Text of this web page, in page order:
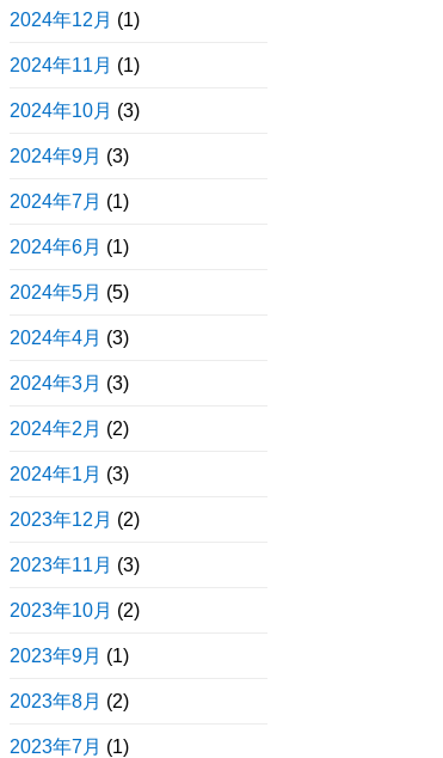
2024年12月 (1)
2024年11月 (1)
2024年10月 (3)
2024年9月 (3)
2024年7月 (1)
2024年6月 (1)
2024年5月 (5)
2024年4月 (3)
2024年3月 (3)
2024年2月 (2)
2024年1月 (3)
2023年12月 (2)
2023年11月 (3)
2023年10月 (2)
2023年9月 (1)
2023年8月 (2)
2023年7月 (1)